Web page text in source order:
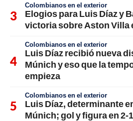
Colombianos en el exterior
Elogios para Luis Díaz y
victoria sobre Aston Villa
Colombianos en el exterior
Luis Díaz recibió nueva
Múnich y eso que la
empieza
Colombianos en el exterior
Luis Díaz, determinante
Múnich; gol y figura en 2-